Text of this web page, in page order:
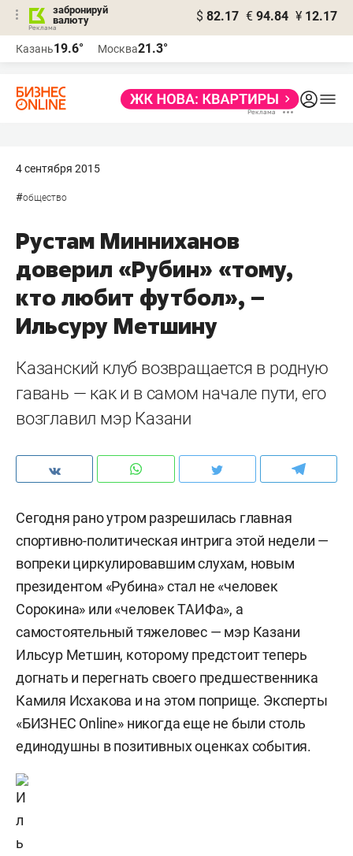
забронируй
валюту
$ 82.17 € 94.84 ¥ 12.17
Казань19.6° Москва21.3°
4 сентября 2015
#общество
Рустам Минниханов
доверил «Рубин» «тому,
кто любит футбол», –
Ильсуру Метшину
Казанский клуб возвращается в родную
гавань — как и в самом начале пути, его
возглавил мэр Казани
Сегодня рано утром разрешилась главная
спортивно-политическая интрига этой недели —
вопреки циркулировавшим слухам, новым
президентом «Рубина» стал не «человек
Сорокина» или «человек ТАИФа», а
самостоятельный тяжеловес — мэр Казани
Ильсур Метшин, которому предстоит теперь
догнать и перегнать своего предшественника
Камиля Исхакова и на этом поприще. Эксперты
«БИЗНЕС Online» никогда еще не были столь
единодушны в позитивных оценках события.